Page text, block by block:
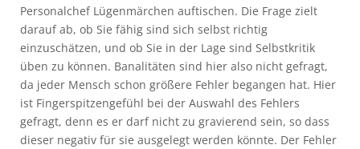
Personalchef Lügenmärchen auftischen. Die Frage zielt
darauf ab, ob Sie fähig sind sich selbst richtig
einzuschätzen, und ob Sie in der Lage sind Selbstkritik
üben zu können. Banalitäten sind hier also nicht gefragt,
da jeder Mensch schon größere Fehler begangen hat. Hier
ist Fingerspitzengefühl bei der Auswahl des Fehlers
gefragt, denn es er darf nicht zu gravierend sein, so dass
dieser negativ für sie ausgelegt werden könnte. Der Fehler